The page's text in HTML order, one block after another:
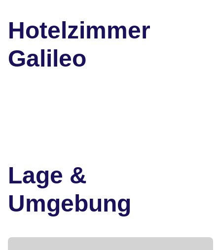
Hotelzimmer
Galileo
Lage &
Umgebung